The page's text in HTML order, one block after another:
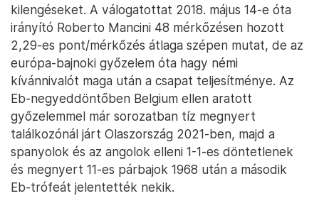
kilengéseket. A válogatottat 2018. május 14-e óta
irányító Roberto Mancini 48 mérkőzésen hozott
2,29-es pont/mérkőzés átlaga szépen mutat, de az
európa-bajnoki győzelem óta hagy némi
kívánnivalót maga után a csapat teljesítménye. Az
Eb-negyeddöntőben Belgium ellen aratott
győzelemmel már sorozatban tíz megnyert
találkozónál járt Olaszország 2021-ben, majd a
spanyolok és az angolok elleni 1-1-es döntetlenek
és megnyert 11-es párbajok 1968 után a második
Eb-trófeát jelentették nekik.